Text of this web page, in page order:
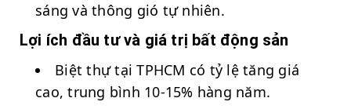
sáng và thông gió tự nhiên.
Lợi ích đầu tư và giá trị bất động sản
Biệt thự tại TPHCM có tỷ lệ tăng giá
cao, trung bình 10-15% hàng năm.